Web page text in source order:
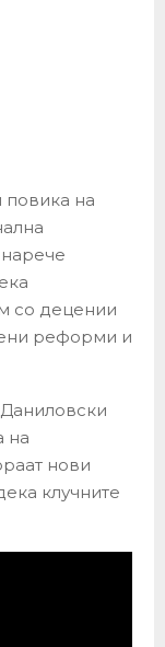
на
нарече
со децении
реформи и
на
нови
клучните